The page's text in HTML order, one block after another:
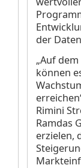
der
„Auf
können
Rimini
Ramdas
erzielen,